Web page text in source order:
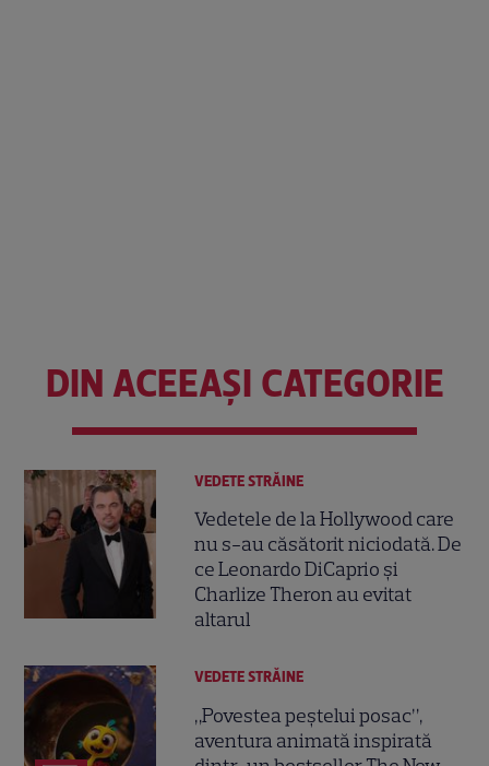
DIN ACEEAȘI CATEGORIE
VEDETE STRĂINE
Vedetele de la Hollywood care
nu s-au căsătorit niciodată. De
ce Leonardo DiCaprio și
Charlize Theron au evitat
altarul
VEDETE STRĂINE
„Povestea peștelui posac”,
aventura animată inspirată